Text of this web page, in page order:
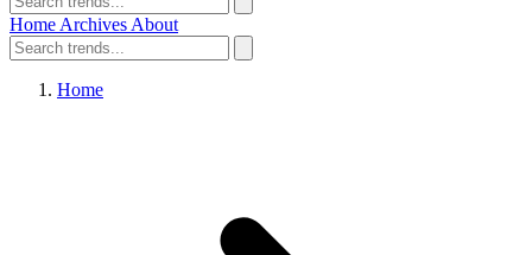
Home Archives About
Home